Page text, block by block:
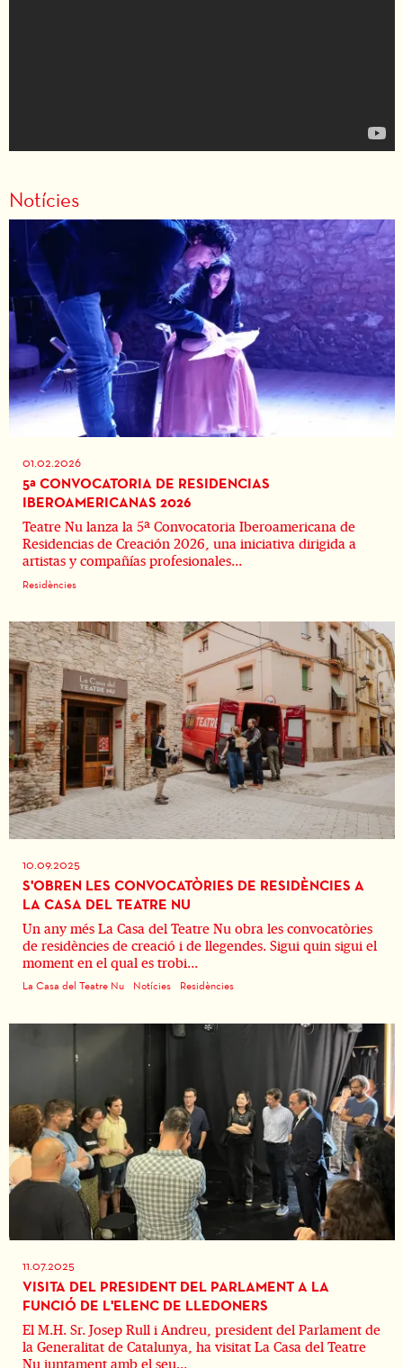
Notícies
01.02.2026
5ª CONVOCATORIA DE RESIDENCIAS
IBEROAMERICANAS 2026
Teatre Nu lanza la 5ª Convocatoria Iberoamericana de
Residencias de Creación 2026, una iniciativa dirigida a
artistas y compañías profesionales...
Residències
10.09.2025
S'OBREN LES CONVOCATÒRIES DE RESIDÈNCIES A
LA CASA DEL TEATRE NU
Un any més La Casa del Teatre Nu obra les convocatòries
de residències de creació i de llegendes. Sigui quin sigui el
moment en el qual es trobi...
La Casa del Teatre Nu Notícies Residències
11.07.2025
VISITA DEL PRESIDENT DEL PARLAMENT A LA
FUNCIÓ DE L'ELENC DE LLEDONERS
El M.H. Sr. Josep Rull i Andreu, president del Parlament de
la Generalitat de Catalunya, ha visitat La Casa del Teatre
Nu juntament amb el seu...